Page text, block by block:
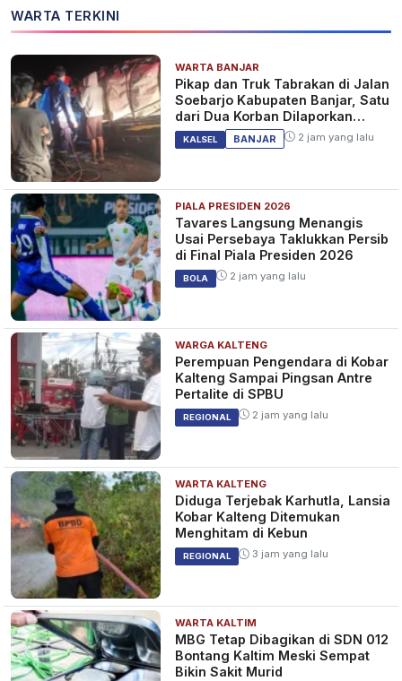
WARTA TERKINI
WARTA BANJAR
Pikap dan Truk Tabrakan di Jalan
Soebarjo Kabupaten Banjar, Satu
dari Dua Korban Dilaporkan
Tewas
KALSEL BANJAR 2 jam yang lalu
PIALA PRESIDEN 2026
Tavares Langsung Menangis
Usai Persebaya Taklukkan Persib
di Final Piala Presiden 2026
BOLA 2 jam yang lalu
WARGA KALTENG
Perempuan Pengendara di Kobar
Kalteng Sampai Pingsan Antre
Pertalite di SPBU
REGIONAL 2 jam yang lalu
WARTA KALTENG
Diduga Terjebak Karhutla, Lansia
Kobar Kalteng Ditemukan
Menghitam di Kebun
REGIONAL 3 jam yang lalu
WARTA KALTIM
MBG Tetap Dibagikan di SDN 012
Bontang Kaltim Meski Sempat
Bikin Sakit Murid